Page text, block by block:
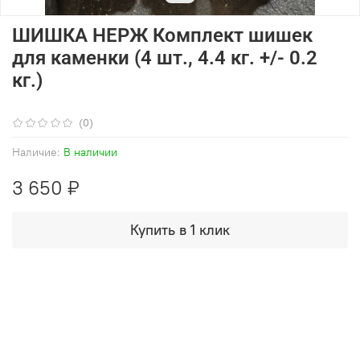
(0)
Наличие: В наличии
ШИШКА НЕРЖ Комплект шишек
для каменки (4 шт., 4.4 кг. +/- 0.2
кг.)
3 650 ₽
Купить в 1 клик